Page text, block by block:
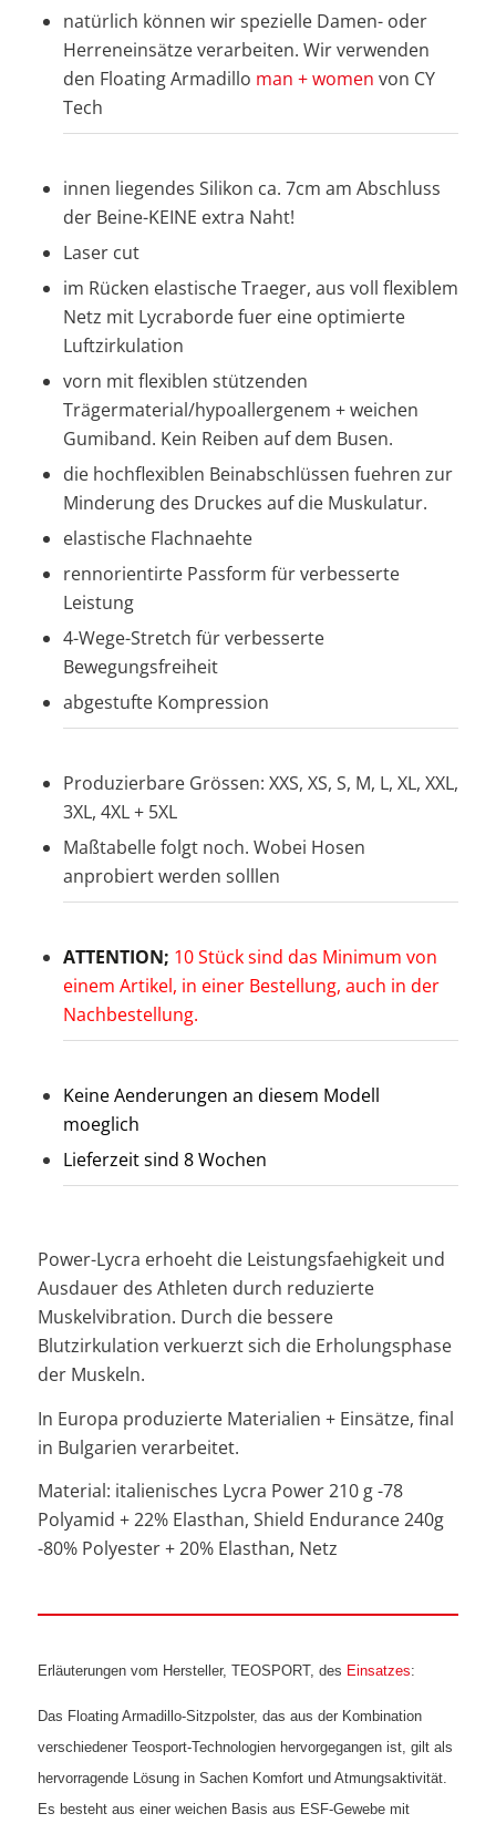
natürlich können wir spezielle Damen- oder
Herreneinsätze verarbeiten. Wir verwenden
den Floating Armadillo man + women von CY
Tech
innen liegendes Silikon ca. 7cm am Abschluss
der Beine-KEINE extra Naht!
Laser cut
im Rücken elastische Traeger, aus voll flexiblem
Netz mit Lycraborde fuer eine optimierte
Luftzirkulation
vorn mit flexiblen stützenden
Trägermaterial/hypoallergenem + weichen
Gumiband. Kein Reiben auf dem Busen.
die hochflexiblen Beinabschlüssen fuehren zur
Minderung des Druckes auf die Muskulatur.
elastische Flachnaehte
rennorientirte Passform für verbesserte
Leistung
4-Wege-Stretch für verbesserte
Bewegungsfreiheit
abgestufte Kompression
Produzierbare Grössen: XXS, XS, S, M, L, XL, XXL,
3XL, 4XL + 5XL
Maßtabelle folgt noch. Wobei Hosen
anprobiert werden solllen
ATTENTION; 10 Stück sind das Minimum von
einem Artikel, in einer Bestellung, auch in der
Nachbestellung.
Keine Aenderungen an diesem Modell
moeglich
Lieferzeit sind 8 Wochen
Power-Lycra erhoeht die Leistungsfaehigkeit und
Ausdauer des Athleten durch reduzierte
Muskelvibration. Durch die bessere
Blutzirkulation verkuerzt sich die Erholungsphase
der Muskeln.
In Europa produzierte Materialien + Einsätze, final
in Bulgarien verarbeitet.
Material: italienisches Lycra Power 210 g -78
Polyamid + 22% Elasthan, Shield Endurance 240g
-80% Polyester + 20% Elasthan, Netz
Erläuterungen vom Hersteller, TEOSPORT, des Einsatzes:
Das Floating Armadillo-Sitzpolster, das aus der Kombination
verschiedener Teosport-Technologien hervorgegangen ist, gilt als
hervorragende Lösung in Sachen Komfort und Atmungsaktivität.
Es besteht aus einer weichen Basis aus ESF-Gewebe mit